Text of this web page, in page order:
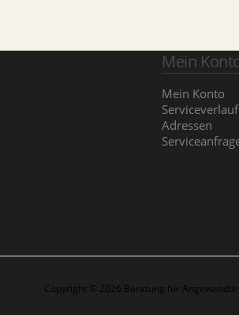
Mein
Mein Konto
Serviceverlauf
Adressen
Copyright © 2026 Beratung für